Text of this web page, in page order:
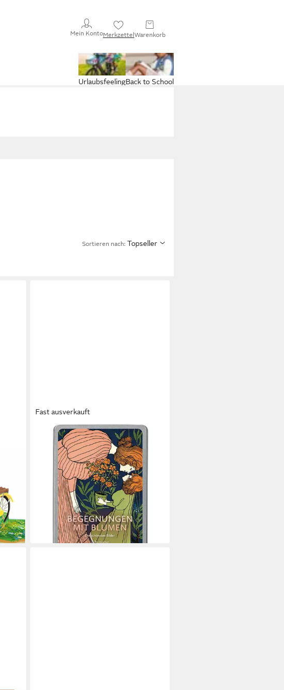
Mein KontoMerkzettelWarenkorb
Back to School
Urlaubsfeeling
Sortieren nach: Topseller
Fast ausverkauft
Grußkarte Begegnungen mit Blumen
Postkarte VE 20
14,00 € UVP16,00 €
lieferbar - in 2-3 Werktagen bei dir